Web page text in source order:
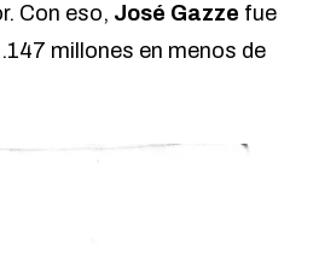
Con eso, José Gazze fue
millones en menos de